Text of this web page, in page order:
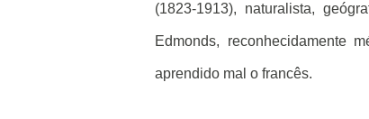
(1823-1913), naturalista,
Edmonds, reconhecidamente
aprendido mal o francês.